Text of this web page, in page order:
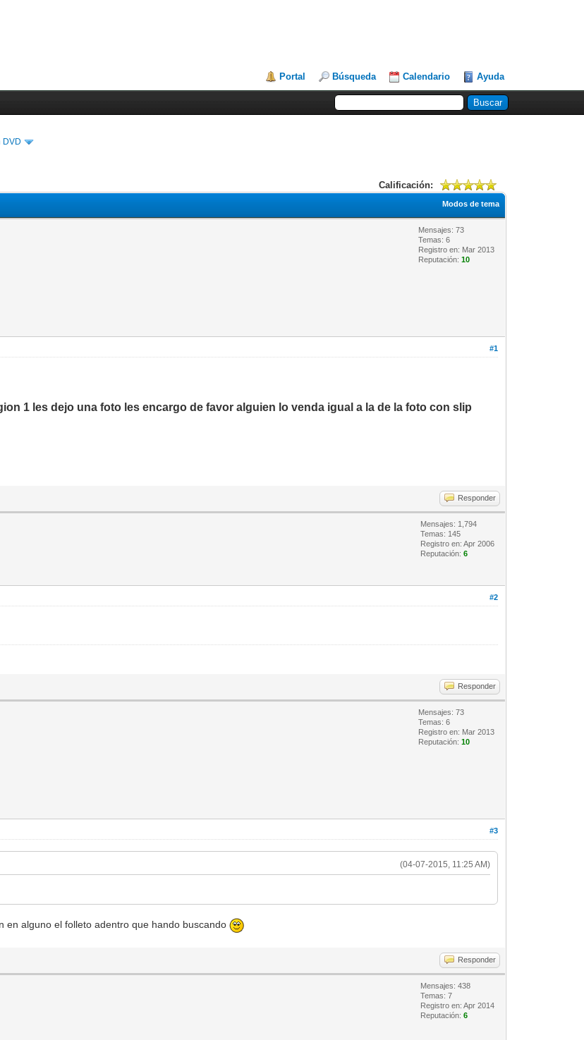
Portal Búsqueda Calendario Ayuda
DVD
Calificación:
Modos de tema
Mensajes: 73
Temas: 6
Registro en: Mar 2013
Reputación:10
#1
1 les dejo una foto les encargo de favor alguien lo venda igual a la de la foto con slip
Responder
Mensajes: 1,794
Temas: 145
Registro en: Apr 2006
Reputación:6
#2
Responder
Mensajes: 73
Temas: 6
Registro en: Mar 2013
Reputación:10
#3
(04-07-2015, 11:25 AM)
en alguno el folleto adentro que hando buscando
Responder
Mensajes: 438
Temas: 7
Registro en: Apr 2014
Reputación:6